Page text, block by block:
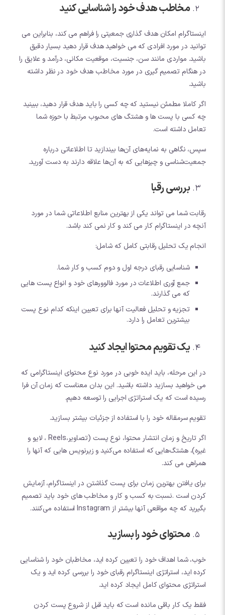
مخاطب هدف خود را شناسایی کنید
اینستاگرام امکان هدف گذاری جمعیتی را فراهم می کند، بنابراین می
توانید در مورد افرادی که می خواهید هدف قرار دهید بسیار دقیق
باشید. مواردی مانند سن، جنسیت، موقعیت مکانی، درآمد و علایق را
در هنگام تصمیم گیری در مورد مخاطب هدف خود در نظر داشته
باشید.
اگر کاملا مطمئن نیستید که چه کسی را باید هدف قرار دهید، ببینید
چه کسی با پست ها و هشتگ های محبوب مرتبط با حوزه شما
تعامل داشته است.
سپس، نگاهی به نمایه‌های آن‌ها بیندازید تا اطلاعاتی درباره
جمعیت‌شناسی و چیزهایی که به آن‌ها علاقه دارند به دست آورید.
بررسی رقبا
رقابت شما می تواند یکی از بهترین منابع اطلاعاتی شما در مورد
آنچه در اینستاگرام کار می کند و کار نمی کند باشد.
انجام یک تحلیل رقابتی کامل که شامل:
شناسایی رقبای درجه اول و دوم کسب و کار شما.
جمع آوری اطلاعات در مورد فالوورهای خود و انواع پست هایی
که می گذارند.
تجزیه و تحلیل فعالیت آنها برای تعیین اینکه کدام نوع پست
بیشترین تعامل را دارد.
یک تقویم محتوا ایجاد کنید
در این مرحله، باید ایده خوبی در مورد نوع محتوای اینستاگرامی که
می خواهید بسازید داشته باشید. این بدان معناست که زمان آن فرا
رسیده است که یک استراتژی اجرایی را توسعه دهیم.
تقویم سرمقاله خود را با استفاده از جزئیات بیشتر بسازید.
اگر تاریخ و زمان انتشار محتوا، نوع پست (تصاویر،Reels ، لایو و
غیره)، هشتگ‌هایی که استفاده می‌کنید و زیرنویس هایی که آنها را
همراهی می کند.
برای یافتن بهترین زمان برای پست گذاشتن در اینستاگرام، آزمایش
کردن است .نسبت به کسب و کار و مخاطب های خود باید تصمیم
بگیرید که چه مواقعی آنها بیشتر از Instagram استفاده می‌کنند.
محتوای خود را بسازید
خوب، شما اهداف خود را تعیین کرده اید، مخاطبان خود را شناسایی
کرده اید، استراتژی اینستاگرام رقبای خود را بررسی کرده اید و یک
استراتژی محتوای کامل ایجاد کرده اید.
فقط یک کار باقی مانده است که باید قبل از شروع پست کردن